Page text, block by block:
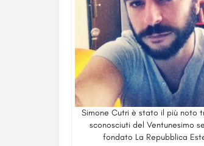
Simone Cutri è stato il più noto
sconosciuti del Ventunesimo
fondato La Repubblica